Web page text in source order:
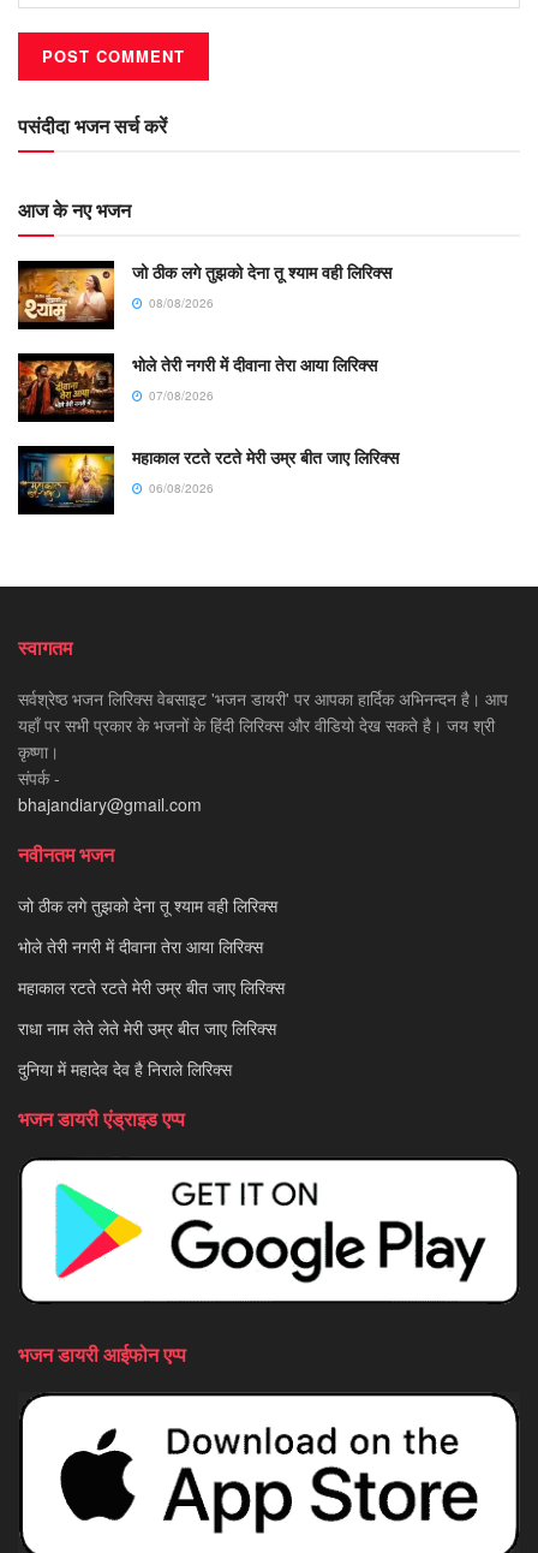
पसंदीदा भजन सर्च करें
आज के नए भजन
जो ठीक लगे तुझको देना तू श्याम वही लिरिक्स
08/08/2026
भोले तेरी नगरी में दीवाना तेरा आया लिरिक्स
07/08/2026
महाकाल रटते रटते मेरी उम्र बीत जाए लिरिक्स
06/08/2026
स्वागतम
सर्वश्रेष्ठ भजन लिरिक्स वेबसाइट 'भजन डायरी' पर आपका हार्दिक अभिनन्दन है। आप
यहाँ पर सभी प्रकार के भजनों के हिंदी लिरिक्स और वीडियो देख सकते है। जय श्री
कृष्णा।
संपर्क -
bhajandiary@gmail.com
नवीनतम भजन
जो ठीक लगे तुझको देना तू श्याम वही लिरिक्स
भोले तेरी नगरी में दीवाना तेरा आया लिरिक्स
महाकाल रटते रटते मेरी उम्र बीत जाए लिरिक्स
राधा नाम लेते लेते मेरी उम्र बीत जाए लिरिक्स
दुनिया में महादेव देव है निराले लिरिक्स
भजन डायरी एंड्राइड एप्प
भजन डायरी आईफोन एप्प